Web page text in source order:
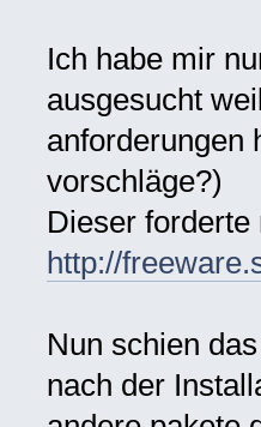
Ich habe mir
ausgesucht
anforderungen
vorschläge?)
Dieser
http://
Nun schien
nach der